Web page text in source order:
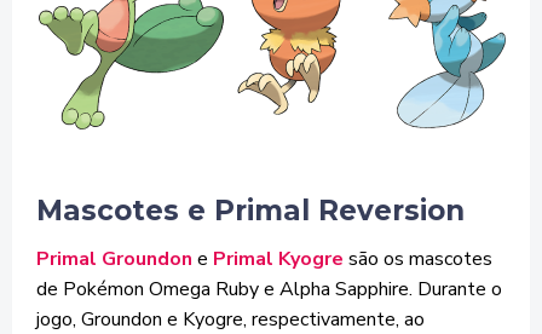
Mascotes e Primal Reversion
Primal Groundon e Primal Kyogre são os mascotes
de Pokémon Omega Ruby e Alpha Sapphire. Durante o
jogo, Groundon e Kyogre, respectivamente, ao